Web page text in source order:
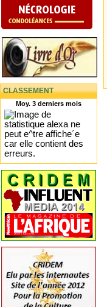
CLASSEMENT
Moy. 3 derniers mois